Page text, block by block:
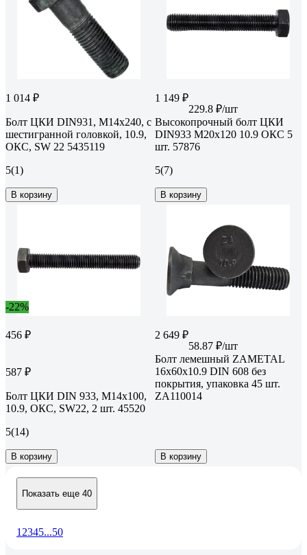
1 014 ₽
Болт ЦКИ DIN931, М14x240, с
шестигранной головкой, 10.9,
ОКС, SW 22 5435119
5(1)
В корзину
1 149 ₽
229.8 ₽/шт
Высокопрочный болт ЦКИ
DIN933 М20х120 10.9 ОКС 5
шт. 57876
5(7)
В корзину
-22%
456 ₽
587 ₽
Болт ЦКИ DIN 933, М14x100,
10.9, ОКС, SW22, 2 шт. 45520
5(14)
В корзину
2 649 ₽
58.87 ₽/шт
Болт лемешный ZAMETAL
16x60x10.9 DIN 608 без
покрытия, упаковка 45 шт.
ZA110014
В корзину
Показать еще 40
1 2345...50